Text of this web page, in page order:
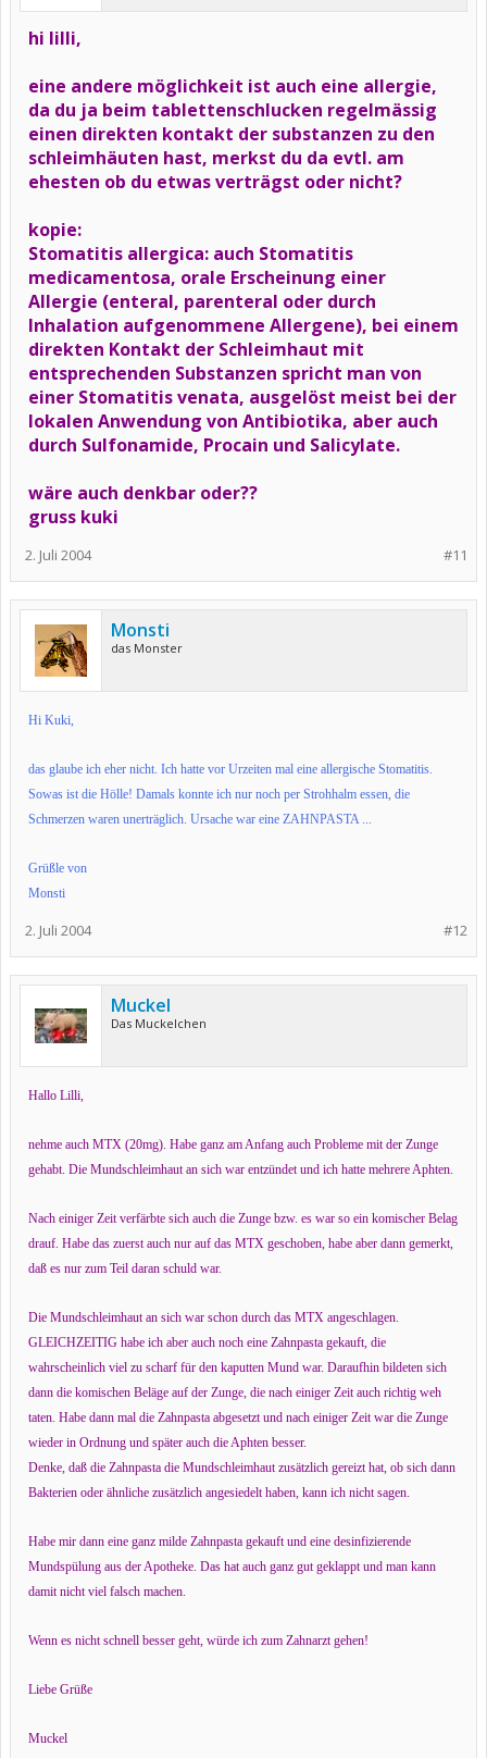
hi lilli,
eine andere möglichkeit ist auch eine allergie,
da du ja beim tablettenschlucken regelmässig
einen direkten kontakt der substanzen zu den
schleimhäuten hast, merkst du da evtl. am
ehesten ob du etwas verträgst oder nicht?
kopie:
Stomatitis allergica: auch Stomatitis
medicamentosa, orale Erscheinung einer
Allergie (enteral, parenteral oder durch
Inhalation aufgenommene Allergene), bei einem
direkten Kontakt der Schleimhaut mit
entsprechenden Substanzen spricht man von
einer Stomatitis venata, ausgelöst meist bei der
lokalen Anwendung von Antibiotika, aber auch
durch Sulfonamide, Procain und Salicylate.
wäre auch denkbar oder??
gruss kuki
#11
2. Juli 2004
Monsti
das Monster
Hi Kuki,
das glaube ich eher nicht. Ich hatte vor Urzeiten mal eine allergische Stomatitis.
Sowas ist die Hölle! Damals konnte ich nur noch per Strohhalm essen, die
Schmerzen waren unerträglich. Ursache war eine ZAHNPASTA ...
Grüßle von
Monsti
#12
2. Juli 2004
Muckel
Das Muckelchen
Hallo Lilli,
nehme auch MTX (20mg). Habe ganz am Anfang auch Probleme mit der Zunge
gehabt. Die Mundschleimhaut an sich war entzündet und ich hatte mehrere Aphten.
Nach einiger Zeit verfärbte sich auch die Zunge bzw. es war so ein komischer Belag
drauf. Habe das zuerst auch nur auf das MTX geschoben, habe aber dann gemerkt,
daß es nur zum Teil daran schuld war.
Die Mundschleimhaut an sich war schon durch das MTX angeschlagen.
GLEICHZEITIG habe ich aber auch noch eine Zahnpasta gekauft, die
wahrscheinlich viel zu scharf für den kaputten Mund war. Daraufhin bildeten sich
dann die komischen Beläge auf der Zunge, die nach einiger Zeit auch richtig weh
taten. Habe dann mal die Zahnpasta abgesetzt und nach einiger Zeit war die Zunge
wieder in Ordnung und später auch die Aphten besser.
Denke, daß die Zahnpasta die Mundschleimhaut zusätzlich gereizt hat, ob sich dann
Bakterien oder ähnliche zusätzlich angesiedelt haben, kann ich nicht sagen.
Habe mir dann eine ganz milde Zahnpasta gekauft und eine desinfizierende
Mundspülung aus der Apotheke. Das hat auch ganz gut geklappt und man kann
damit nicht viel falsch machen.
Wenn es nicht schnell besser geht, würde ich zum Zahnarzt gehen!
Liebe Grüße
Muckel